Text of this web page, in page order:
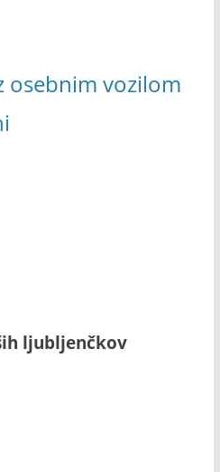
osebnim vozilom
ljubljenčkov